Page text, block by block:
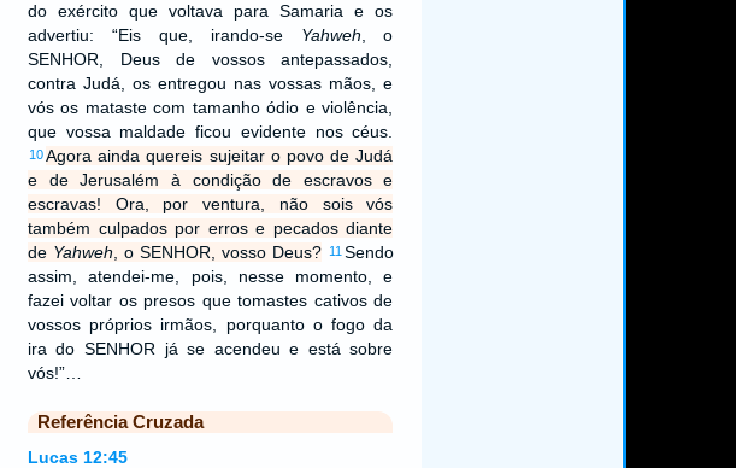
do exército que voltava para Samaria e os
advertiu: “Eis que, irando-se Yahweh , o
SENHOR, Deus de vossos antepassados,
contra Judá, os entregou nas vossas mãos, e
vós os mataste com tamanho ódio e violência,
que vossa maldade ficou evidente nos céus.
10Agora ainda quereis sujeitar o povo de Judá
e de Jerusalém à condição de escravos e
escravas! Ora, por ventura, não sois vós
também culpados por erros e pecados diante
de Yahweh , o SENHOR, vosso Deus? 11 Sendo
assim, atendei-me, pois, nesse momento, e
fazei voltar os presos que tomastes cativos de
vossos próprios irmãos, porquanto o fogo da
ira do SENHOR já se acendeu e está sobre
vós!”…
Referência Cruzada
Lucas 12:45